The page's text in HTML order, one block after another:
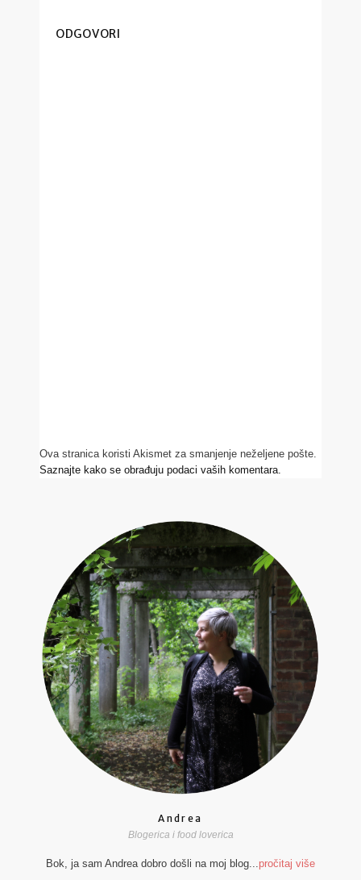
ODGOVORI
Ova stranica koristi Akismet za smanjenje neželjene pošte.
Saznajte kako se obrađuju podaci vaših komentara.
Andrea
Blogerica i food loverica
Bok, ja sam Andrea dobro došli na moj blog... pročitaj više